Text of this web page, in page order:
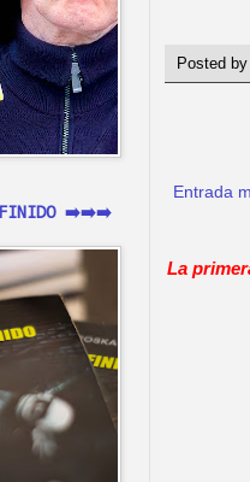
Posted
Entrada
La
➡️➡️➡️